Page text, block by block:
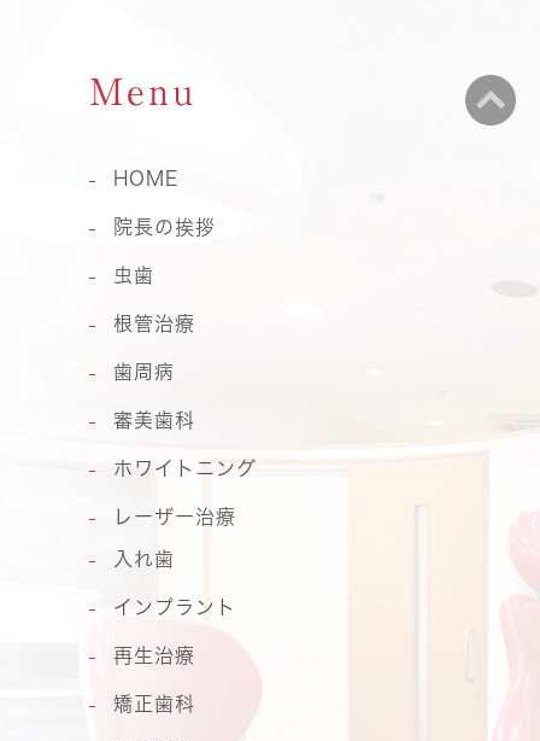
Menu
HOME
院長の挨拶
虫歯
根管治療
歯周病
審美歯科
ホワイトニング
レーザー治療
入れ歯
インプラント
再生治療
矯正歯科